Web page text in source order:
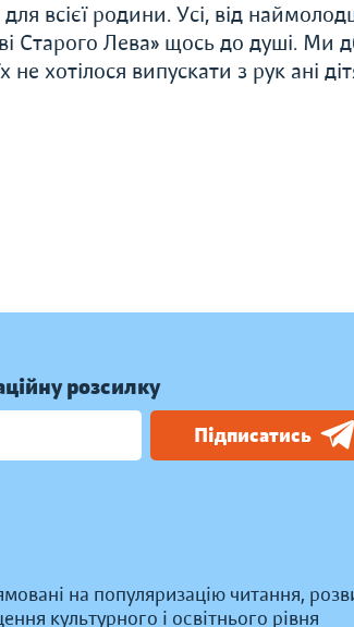
всієї родини. Усі, від
Старого Лева» щось до душі. Ми
хотілося випускати з рук ані
розсилку
Підписатись
на популяризацію читання,
культурного і освітнього рівня